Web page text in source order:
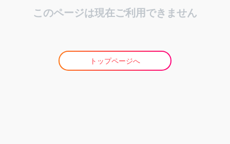
このページは現在ご利用できません